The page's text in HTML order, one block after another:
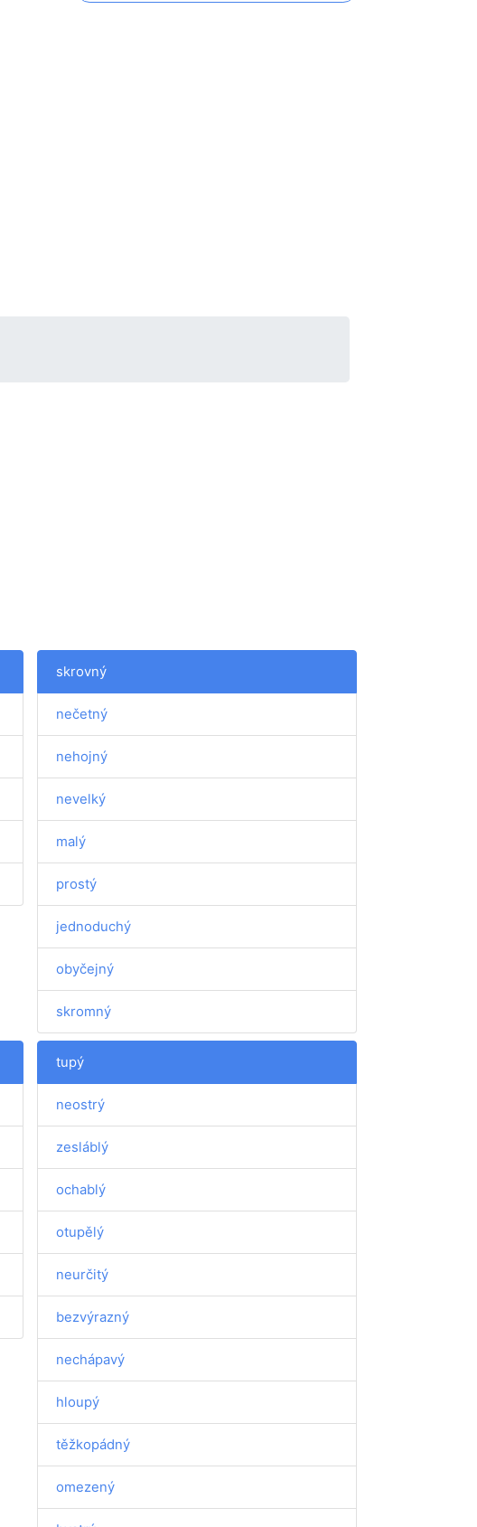
skrovný
nečetný
nehojný
nevelký
malý
prostý
jednoduchý
obyčejný
skromný
tupý
neostrý
zesláblý
ochablý
otupělý
neurčitý
bezvýrazný
nechápavý
hloupý
těžkopádný
omezený